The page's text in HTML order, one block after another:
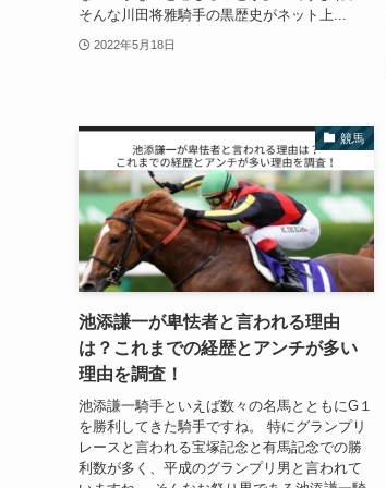
そんな川田将雅騎手の黒歴史がネット上...
2022年5月18日
競馬
池添謙一が卑怯者と言われる理由
は？これまでの経歴とアンチが多い
理由を調査！
池添謙一騎手といえば数々の名馬とともにG１
を勝利してきた騎手ですね。 特にグランプリ
レースと言われる宝塚記念と有馬記念での勝
利数が多く、平成のグランプリ男と言われて